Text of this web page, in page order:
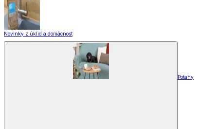
Novinky z úklid a domácnost
Potahy